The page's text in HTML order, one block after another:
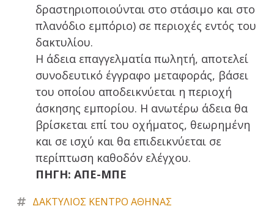
δραστηριοποιούνται στο στάσιμο και στο
πλανόδιο εμπόριο) σε περιοχές εντός του
δακτυλίου.
Η άδεια επαγγελματία πωλητή, αποτελεί
συνοδευτικό έγγραφο μεταφοράς, βάσει
του οποίου αποδεικνύεται η περιοχή
άσκησης εμπορίου. Η ανωτέρω άδεια θα
βρίσκεται επί του οχήματος, θεωρημένη
και σε ισχύ και θα επιδεικνύεται σε
περίπτωση καθοδόν ελέγχου.
ΠΗΓΗ: ΑΠΕ-ΜΠΕ
ΔΑΚΤΥΛΙΟΣ ΚΕΝΤΡΟ ΑΘΗΝΑΣ